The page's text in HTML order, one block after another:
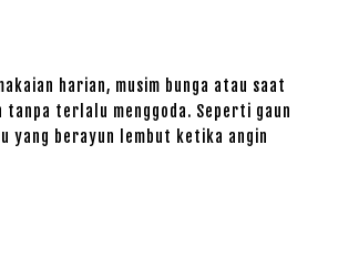
harian, musim bunga atau saat
tanpa terlalu menggoda. Seperti gaun
yang berayun lembut ketika angin